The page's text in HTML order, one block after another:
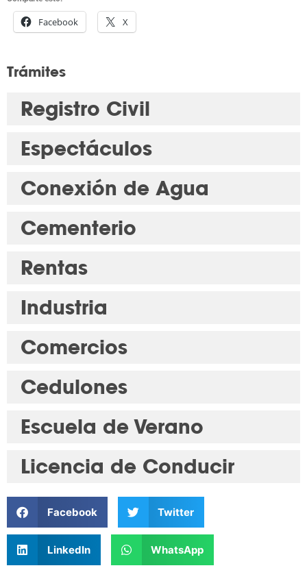
Facebook X
Trámites
Registro Civil
Espectáculos
Conexión de Agua
Cementerio
Rentas
Industria
Comercios
Cedulones
Escuela de Verano
Licencia de Conducir
Facebook Twitter
LinkedIn WhatsApp